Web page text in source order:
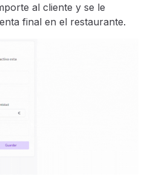
al cliente y se le
final en el restaurante.